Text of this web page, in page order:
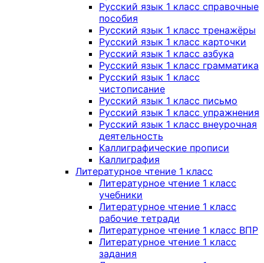
Русский язык 1 класс справочные
пособия
Русский язык 1 класс тренажёры
Русский язык 1 класс карточки
Русский язык 1 класс азбука
Русский язык 1 класс грамматика
Русский язык 1 класс
чистописание
Русский язык 1 класс письмо
Русский язык 1 класс упражнения
Русский язык 1 класс внеурочная
деятельность
Каллиграфические прописи
Каллиграфия
Литературное чтение 1 класс
Литературное чтение 1 класс
учебники
Литературное чтение 1 класс
рабочие тетради
Литературное чтение 1 класс ВПР
Литературное чтение 1 класс
задания